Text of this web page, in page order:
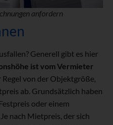
anfordern
Generell gibt es hier
ist vom Vermieter
von der Objektgröße,
ab. Grundsätzlich haben
oder einem
nach Mietpreis, der sich